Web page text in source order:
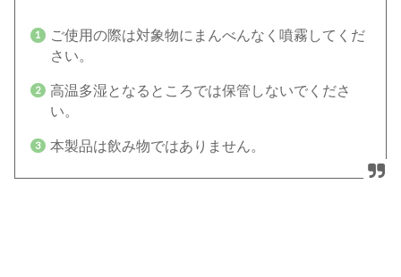
ご使用の際は対象物にまんべんなく噴霧してくだ
さい。
高温多湿となるところでは保管しないでくださ
い。
本製品は飲み物ではありません。